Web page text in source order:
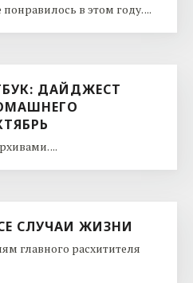
в этом году. ...
ДАЙДЖЕСТ
...
СЛУЧАИ ЖИЗНИ
главного расхитителя